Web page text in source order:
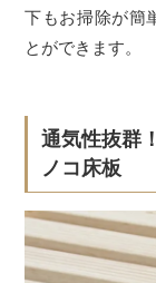
下もお掃除が簡
とができます。
通気性抜群
ノコ床板